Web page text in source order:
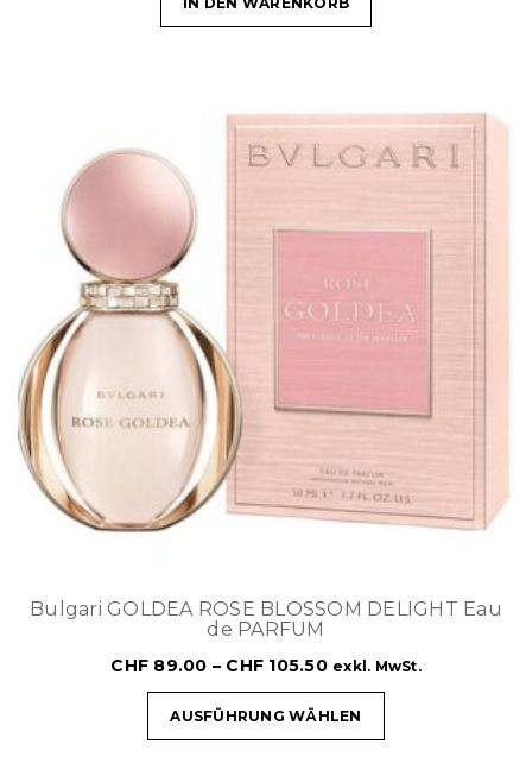
Bulgari GOLDEA ROSE BLOSSOM DELIGHT Eau
de PARFUM
CHF 89.00 – CHF 105.50 exkl. MwSt.
AUSFÜHRUNG WÄHLEN